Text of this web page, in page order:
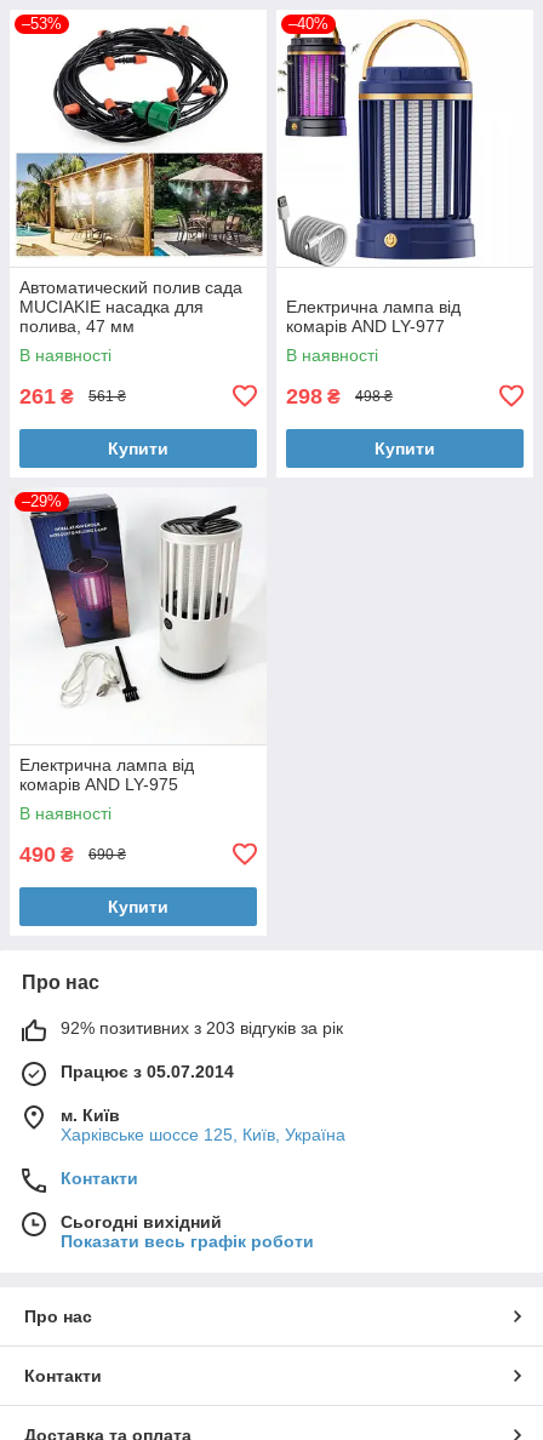
–53%
Автоматический полив сада
MUCIAKIE насадка для
полива, 47 мм
В наявності
261 ₴ 561 ₴
Купити
–40%
Електрична лампа від
комарів AND LY-977
В наявності
298 ₴ 498 ₴
Купити
–29%
Електрична лампа від
комарів AND LY-975
В наявності
490 ₴ 690 ₴
Купити
Про нас
92% позитивних з 203 відгуків за рік
Працює з 05.07.2014
м. Київ
Харківське шоссе 125, Київ, Україна
Контакти
Сьогодні вихідний
Показати весь графік роботи
Про нас
Контакти
Доставка та оплата